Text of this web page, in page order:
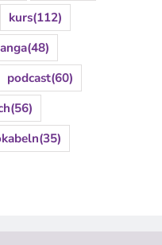
kurs(112)
(48)
podcast(60)
(56)
(35)